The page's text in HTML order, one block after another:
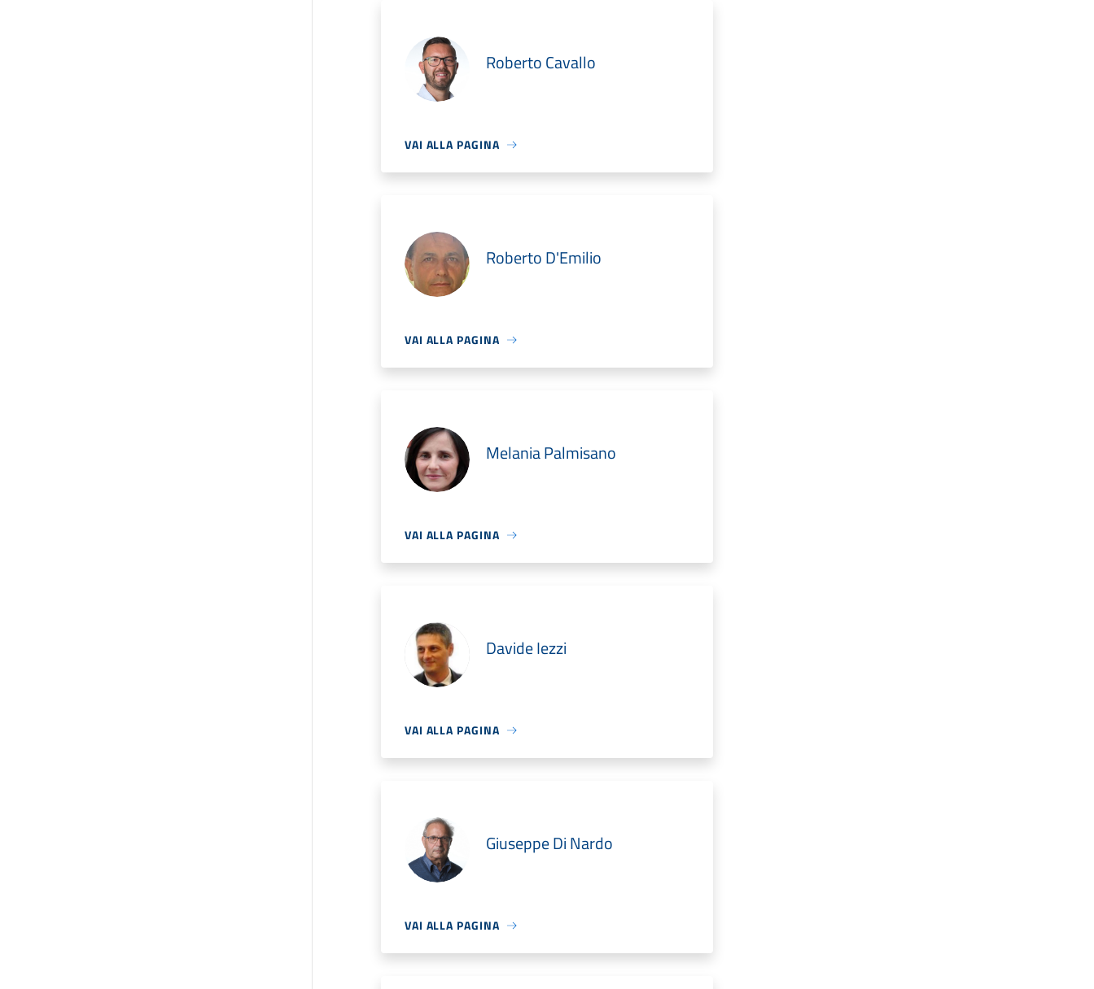
Roberto Cavallo
VAI ALLA PAGINA
Roberto D'Emilio
VAI ALLA PAGINA
Melania Palmisano
VAI ALLA PAGINA
Davide Iezzi
VAI ALLA PAGINA
Giuseppe Di Nardo
VAI ALLA PAGINA